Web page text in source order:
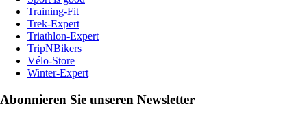
Training-Fit
Trek-Expert
Triathlon-Expert
TripNBikers
Vélo-Store
Winter-Expert
Abonnieren Sie unseren Newsletter